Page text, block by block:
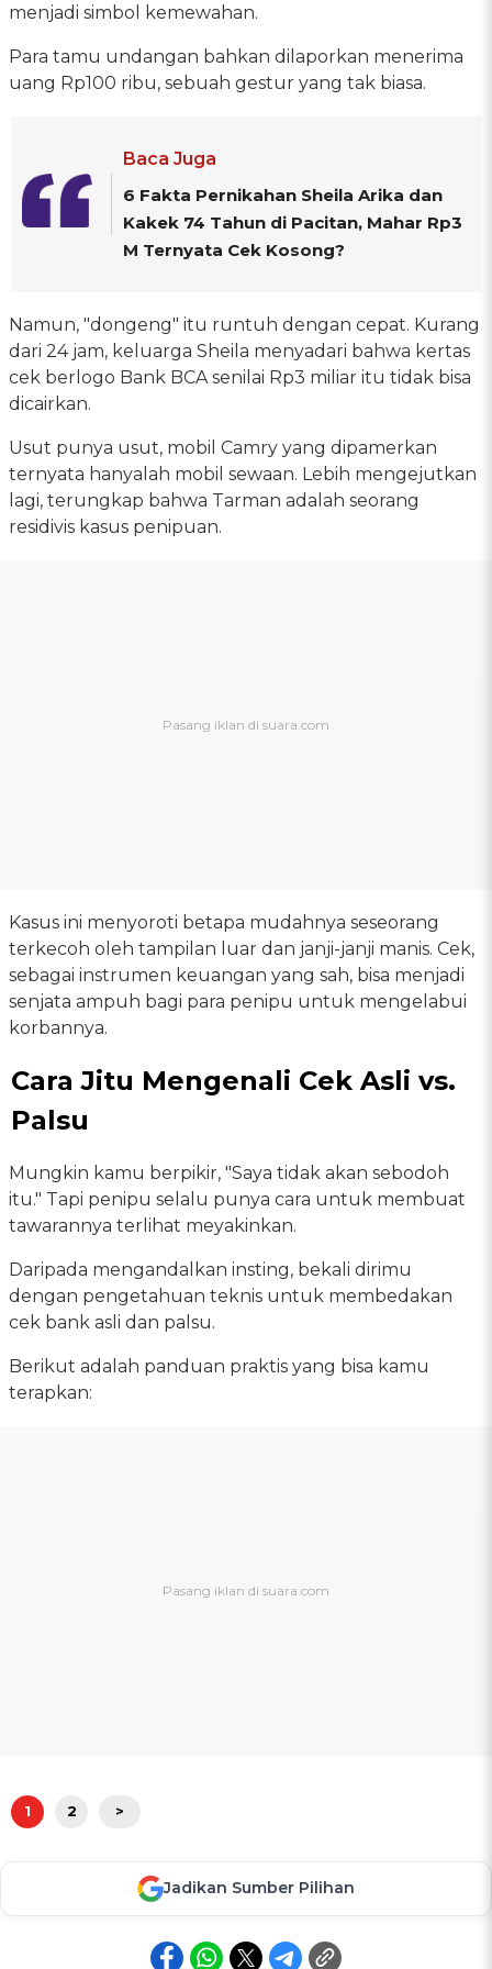
menjadi simbol kemewahan.
Para tamu undangan bahkan dilaporkan menerima
uang Rp100 ribu, sebuah gestur yang tak biasa.
Baca Juga
6 Fakta Pernikahan Sheila Arika dan
Kakek 74 Tahun di Pacitan, Mahar Rp3
M Ternyata Cek Kosong?
Namun, "dongeng" itu runtuh dengan cepat. Kurang
dari 24 jam, keluarga Sheila menyadari bahwa kertas
cek berlogo Bank BCA senilai Rp3 miliar itu tidak bisa
dicairkan.
Usut punya usut, mobil Camry yang dipamerkan
ternyata hanyalah mobil sewaan. Lebih mengejutkan
lagi, terungkap bahwa Tarman adalah seorang
residivis kasus penipuan.
Kasus ini menyoroti betapa mudahnya seseorang
terkecoh oleh tampilan luar dan janji-janji manis. Cek,
sebagai instrumen keuangan yang sah, bisa menjadi
senjata ampuh bagi para penipu untuk mengelabui
korbannya.
Cara Jitu Mengenali Cek Asli vs.
Palsu
Mungkin kamu berpikir, "Saya tidak akan sebodoh
itu." Tapi penipu selalu punya cara untuk membuat
tawarannya terlihat meyakinkan.
Daripada mengandalkan insting, bekali dirimu
dengan pengetahuan teknis untuk membedakan
cek bank asli dan palsu.
Berikut adalah panduan praktis yang bisa kamu
terapkan:
1 2 >
Jadikan Sumber Pilihan